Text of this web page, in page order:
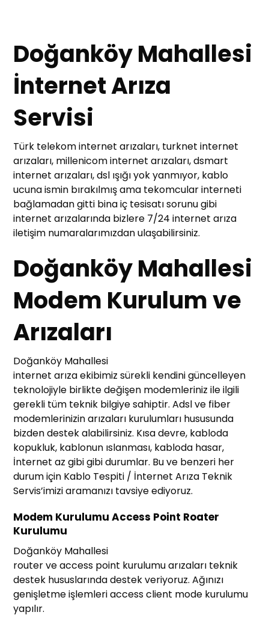
Doğanköy Mahallesi
İnternet Arıza
Servisi
Türk telekom internet arızaları, turknet internet
arızaları, millenicom internet arızaları, dsmart
internet arızaları, dsl ışığı yok yanmıyor, kablo
ucuna ismin bırakılmış ama tekomcular interneti
bağlamadan gitti bina iç tesisatı sorunu gibi
internet arızalarında bizlere 7/24 internet arıza
iletişim numaralarımızdan ulaşabilirsiniz.
Doğanköy Mahallesi
Modem Kurulum ve
Arızaları
Doğanköy Mahallesi
internet arıza ekibimiz sürekli kendini güncelleyen
teknolojiyle birlikte değişen modemleriniz ile ilgili
gerekli tüm teknik bilgiye sahiptir. Adsl ve fiber
modemlerinizin arızaları kurulumları hususunda
bizden destek alabilirsiniz. Kısa devre, kabloda
kopukluk, kablonun ıslanması, kabloda hasar,
İnternet az gibi gibi durumlar. Bu ve benzeri her
durum için Kablo Tespiti / İnternet Arıza Teknik
Servis’imizi aramanızı tavsiye ediyoruz.
Modem Kurulumu Access Point Roater
Kurulumu
Doğanköy Mahallesi
router ve access point kurulumu arızaları teknik
destek hususlarında destek veriyoruz. Ağınızı
genişletme işlemleri access client mode kurulumu
yapılır.